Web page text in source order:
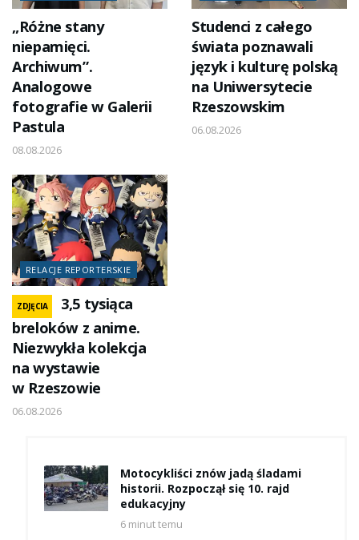
„Różne stany
niepamięci.
Archiwum”.
Analogowe
fotografie w Galerii
Pastula
08.08.2026
Studenci z całego
świata poznawali
język i kulturę polską
na Uniwersytecie
Rzeszowskim
06.08.2026
RELACJE REPORTERSKIE
ZDJĘCIA
3,5 tysiąca
breloków z anime.
Niezwykła kolekcja
na wystawie
w Rzeszowie
06.08.2026
Motocykliści znów jadą śladami
historii. Rozpoczął się 10. rajd
edukacyjny
6 minut temu